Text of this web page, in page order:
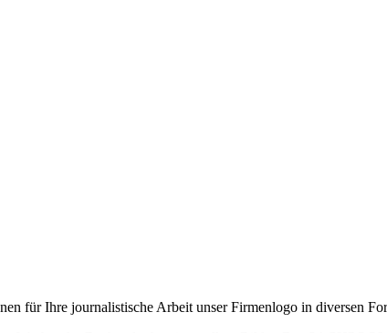
für Ihre journalistische Arbeit unser Firmenlogo in diversen